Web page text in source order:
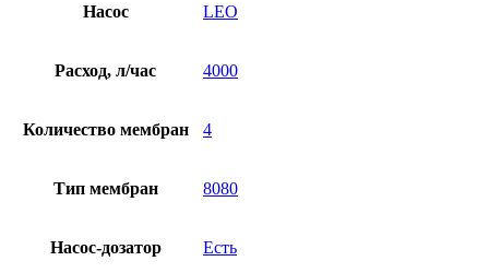
Насос LEO
Расход, л/час 4000
Количество мембран 4
Тип мембран 8080
Насос-дозатор Есть